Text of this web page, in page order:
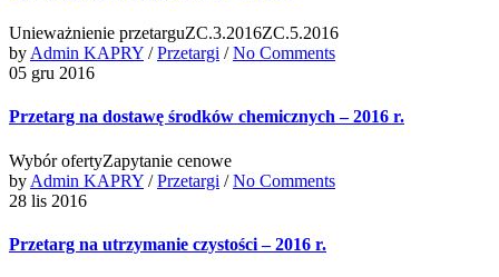
Unieważnienie przetarguZC.3.2016ZC.5.2016
by Admin KAPRY /Przetargi /No Comments
05 gru 2016
Przetarg na dostawę środków chemicznych – 2016 r.
Wybór ofertyZapytanie cenowe
by Admin KAPRY /Przetargi /No Comments
28 lis 2016
Przetarg na utrzymanie czystości – 2016 r.